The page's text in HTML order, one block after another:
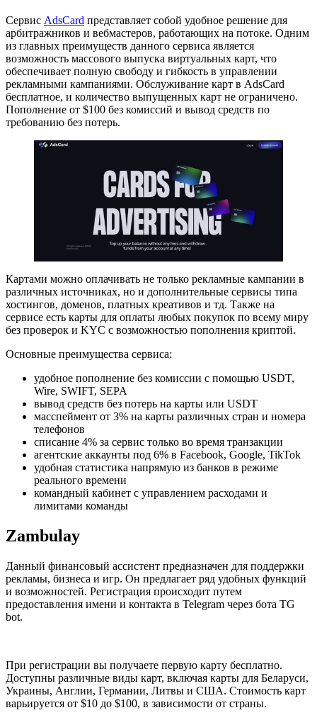
Сервис AdsCard представляет собой удобное решение для
арбитражников и вебмастеров, работающих на потоке. Одним
из главных преимуществ данного сервиса является
возможность массового выпуска виртуальных карт, что
обеспечивает полную свободу и гибкость в управлении
рекламными кампаниями. Обслуживание карт в AdsCard
бесплатное, и количество выпущенных карт не ограничено.
Пополнение от $100 без комиссий и вывод средств по
требованию без потерь.
Картами можно оплачивать не только рекламные кампании в
различных источниках, но и дополнительные сервисы типа
хостингов, доменов, платных креативов и тд. Также на
сервисе есть карты для оплаты любых покупок по всему миру
без проверок и KYC с возможностью пополнения криптой.
Основные преимущества сервиса:
удобное пополнение без комиссии с помощью USDT,
Wire, SWIFT, SEPA
вывод средств без потерь на карты или USDT
масспеймент от 3% на карты различных стран и номера
телефонов
списание 4% за сервис только во время транзакции
агентские аккаунты под 6% в Facebook, Google, TikTok
удобная статистика напрямую из банков в режиме
реального времени
командный кабинет с управлением расходами и
лимитами команды
Zambulay
Данный финансовый ассистент предназначен для поддержки
рекламы, бизнеса и игр. Он предлагает ряд удобных функций
и возможностей. Регистрация происходит путем
предоставления имени и контакта в Telegram через бота TG
bot.
При регистрации вы получаете первую карту бесплатно.
Доступны различные виды карт, включая карты для Беларуси,
Украины, Англии, Германии, Литвы и США. Стоимость карт
варьируется от $10 до $100, в зависимости от страны.